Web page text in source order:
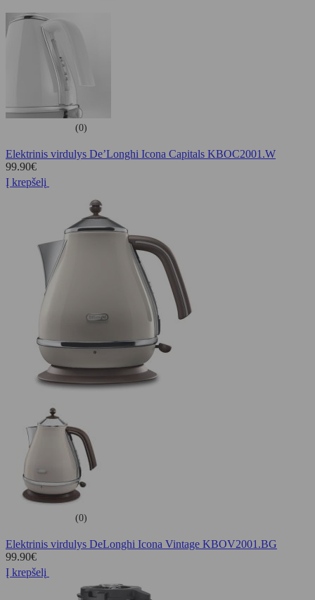
(0)
Elektrinis virdulys De’Longhi Icona Capitals KBOC2001.W
99.90€
Į krepšelį
(0)
Elektrinis virdulys DeLonghi Icona Vintage KBOV2001.BG
99.90€
Į krepšelį